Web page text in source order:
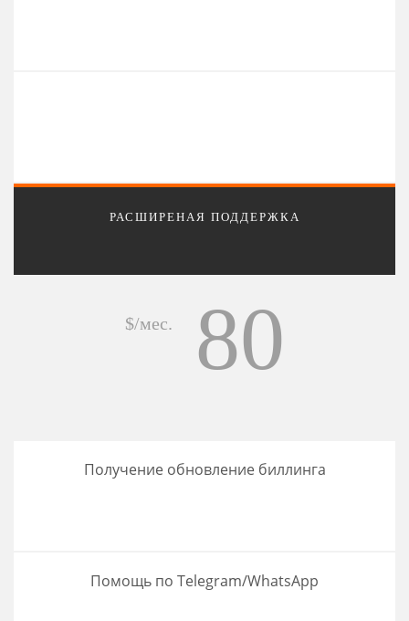
РАСШИРЕНАЯ ПОДДЕРЖКА
$/мес. 80
Получение обновление биллинга
Помощь по Telegram/WhatsApp